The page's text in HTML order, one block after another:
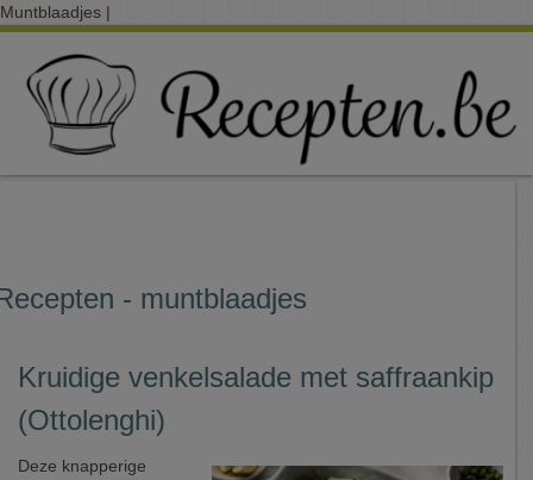
Muntblaadjes |
- muntblaadjes
Kruidige venkelsalade met saffraankip
(Ottolenghi)
Deze knapperige